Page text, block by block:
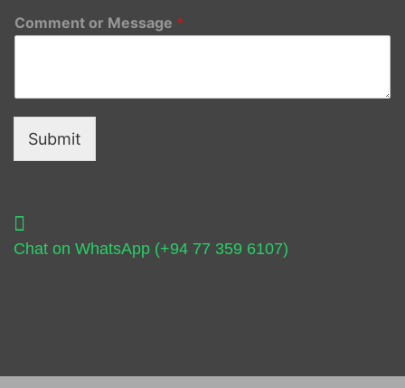
Comment or Message *
Submit
Chat on WhatsApp (+94 77 359 6107)